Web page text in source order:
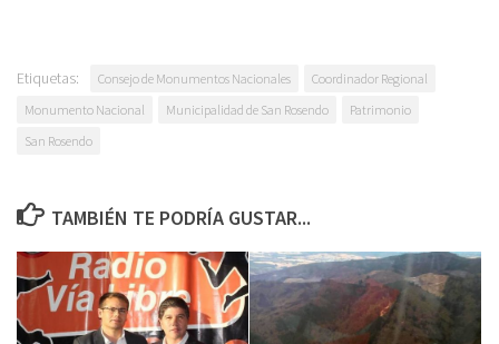
Etiquetas: Consejo de Monumentos Nacionales
Coordinador Regional
Monumento Nacional
Municipalidad de San Rosendo
Patrimonio
San Rosendo
TAMBIÉN TE PODRÍA GUSTAR...